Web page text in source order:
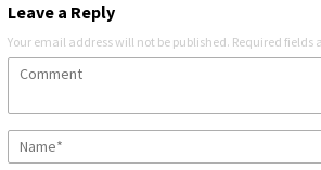
Leave a Reply
Your email address will not be published. Required fields